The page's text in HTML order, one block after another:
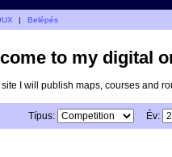
| Belépés
to my digital
site I will publish maps, courses and
Típus: Év: